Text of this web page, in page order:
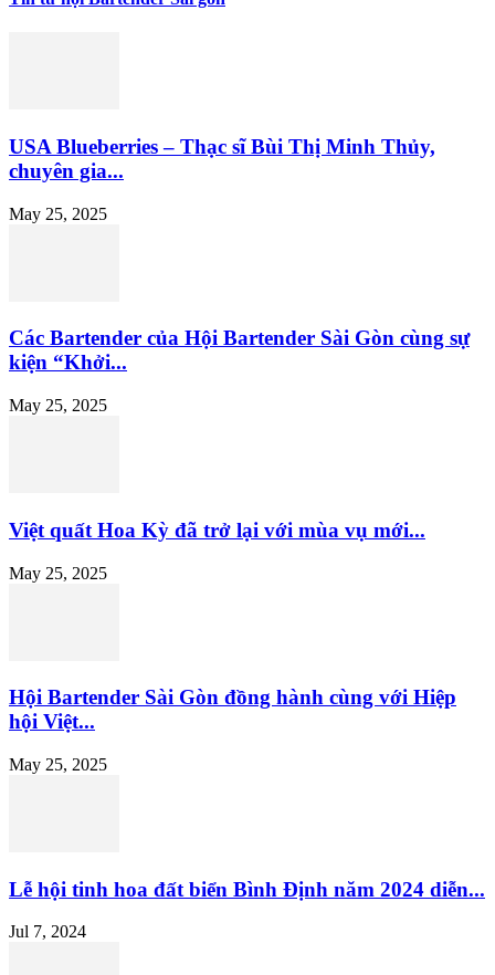
USA Blueberries – Thạc sĩ Bùi Thị Minh Thủy,
chuyên gia...
May 25, 2025
Các Bartender của Hội Bartender Sài Gòn cùng sự
kiện “Khởi...
May 25, 2025
Việt quất Hoa Kỳ đã trở lại với mùa vụ mới...
May 25, 2025
Hội Bartender Sài Gòn đồng hành cùng với Hiệp
hội Việt...
May 25, 2025
Lễ hội tinh hoa đất biển Bình Định năm 2024 diễn...
Jul 7, 2024